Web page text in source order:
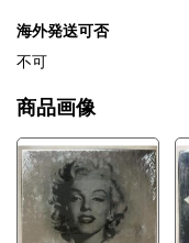
海外発送可否
不可
商品画像